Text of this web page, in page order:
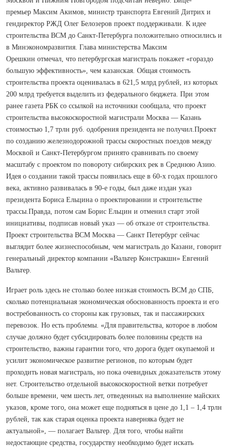
премьер Максим Акимов, министр транспорта Евгений Дитрих и
гендиректор РЖД Олег Белозеров проект поддерживали. К идее
строительства ВСМ до Санкт-Петербурга положительно относились и
в Минэкономразвития. Глава министерства Максим
Орешкин отмечал, что петербургская магистраль покажет «гораздо
большую эффективность», чем казанская. Общая стоимость
строительства проекта оценивалась в 621,5 млрд рублей, из которых
200 млрд требуется выделить из федерального бюджета. При этом
ранее газета РБК со ссылкой на источники сообщала, что проект
строительства высокоскоростной магистрали Москва — Казань
стоимостью 1,7 трлн руб. одобрения президента не получил.​Проект
по созданию железнодорожной трассы скоростных поездов между
Москвой и Санкт-Петербургом принято сравнивать по своему
масштабу с проектом по повороту сибирских рек в Среднюю Азию.
Идея о создании такой трассы появилась еще в 60-х годах прошлого
века, активно развивалась в 90-е годы, был даже издан указ
президента Бориса Ельцина о проектировании и строительстве
трассы.Правда, потом сам Борис Ельцин и отменил старт этой
инициативы, подписав новый указ — об отказе от строительства.
Проект строительства ВСМ Москва — Санкт Петербург сейчас
выглядит более жизнеспособным, чем магистраль до Казани, говорит
генеральный директор компании «Вальтер Констракшн» Евгений
Вальтер.
Играет роль здесь не столько более низкая стоимость ВСМ до СПБ,
сколько потенциальная экономическая обоснованность проекта и его
востребованность со стороны как грузовых, так и пассажирских
перевозок. Но есть проблемы. «Для правительства, которое в любом
случае должно будет субсидировать более половины средств на
строительство, важны гарантии того, что дорога будет окупаемой и
усилит экономическое развитие регионов, по которым будет
проходить новая магистраль, но пока очевидных доказательств этому
нет. Строительство отдельной высокоскоростной ветки потребует
больше времени, чем шесть лет, отведенных на выполнение майских
указов, кроме того, она может еще подняться в цене до 1,1 – 1,4 трлн
рублей, так как старая оценка проекта наверняка будет не
актуальной», — полагает Вальтер. Для того, чтобы найти
недостающие средства, государству необходимо будет искать